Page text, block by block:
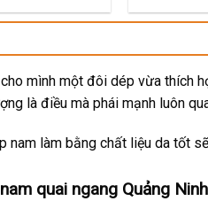
380,000 ₫.
mình một đôi dép vừa thích
là điều mà phái mạnh luôn
nam làm bằng chất liệu da tốt
quai ngang Quảng